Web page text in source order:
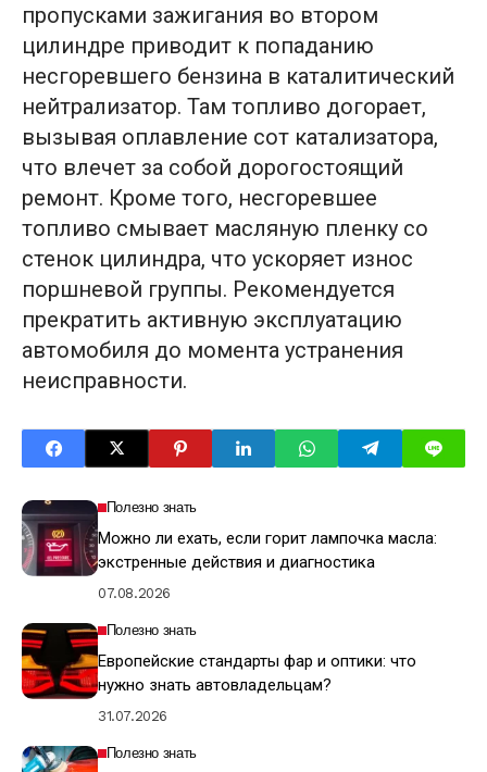
пропусками зажигания во втором
цилиндре приводит к попаданию
несгоревшего бензина в каталитический
нейтрализатор. Там топливо догорает,
вызывая оплавление сот катализатора,
что влечет за собой дорогостоящий
ремонт. Кроме того, несгоревшее
топливо смывает масляную пленку со
стенок цилиндра, что ускоряет износ
поршневой группы. Рекомендуется
прекратить активную эксплуатацию
автомобиля до момента устранения
неисправности.
Полезно знать
Можно ли ехать, если горит лампочка масла:
экстренные действия и диагностика
07.08.2026
Полезно знать
Европейские стандарты фар и оптики: что
нужно знать автовладельцам?
31.07.2026
Полезно знать